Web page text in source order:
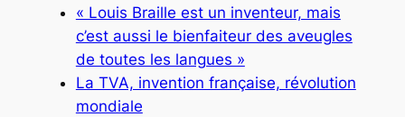
« Louis Braille est un inventeur, mais
c’est aussi le bienfaiteur des aveugles
de toutes les langues »
La TVA, invention française, révolution
mondiale